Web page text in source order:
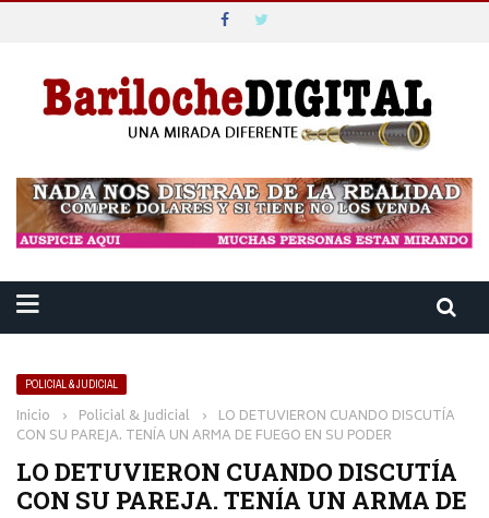
POLICIAL & JUDICIAL
Inicio › Policial & Judicial › LO DETUVIERON CUANDO DISCUTÍA
CON SU PAREJA. TENÍA UN ARMA DE FUEGO EN SU PODER
LO DETUVIERON CUANDO DISCUTÍA
CON SU PAREJA. TENÍA UN ARMA DE